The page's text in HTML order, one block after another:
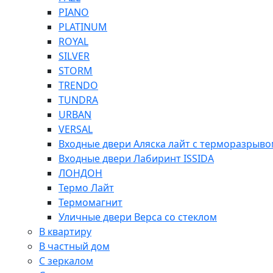
PIANO
PLATINUM
ROYAL
SILVER
STORM
TRENDO
TUNDRA
URBAN
VERSAL
Входные двери Аляска лайт с
Входные двери Лабиринт ISSIDA
ЛОНДОН
Термо Лайт
Термомагнит
Уличные двери Верса со стеклом
В квартиру
В частный дом
С зеркалом